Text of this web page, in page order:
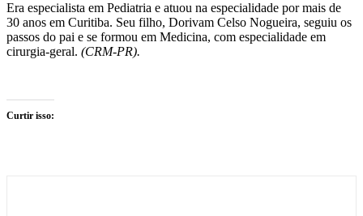
Era especialista em Pediatria e atuou na especialidade por mais de
30 anos em Curitiba. Seu filho, Dorivam Celso Nogueira, seguiu os
passos do pai e se formou em Medicina, com especialidade em
cirurgia-geral. (CRM-PR).
Curtir isso: